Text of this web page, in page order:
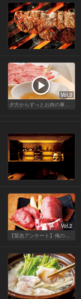
Vol.3
夕方からずっとお肉の事を考えてる貴方へ
Vol.2
【緊急アンケート】俺の！私の！ベスト焼肉店